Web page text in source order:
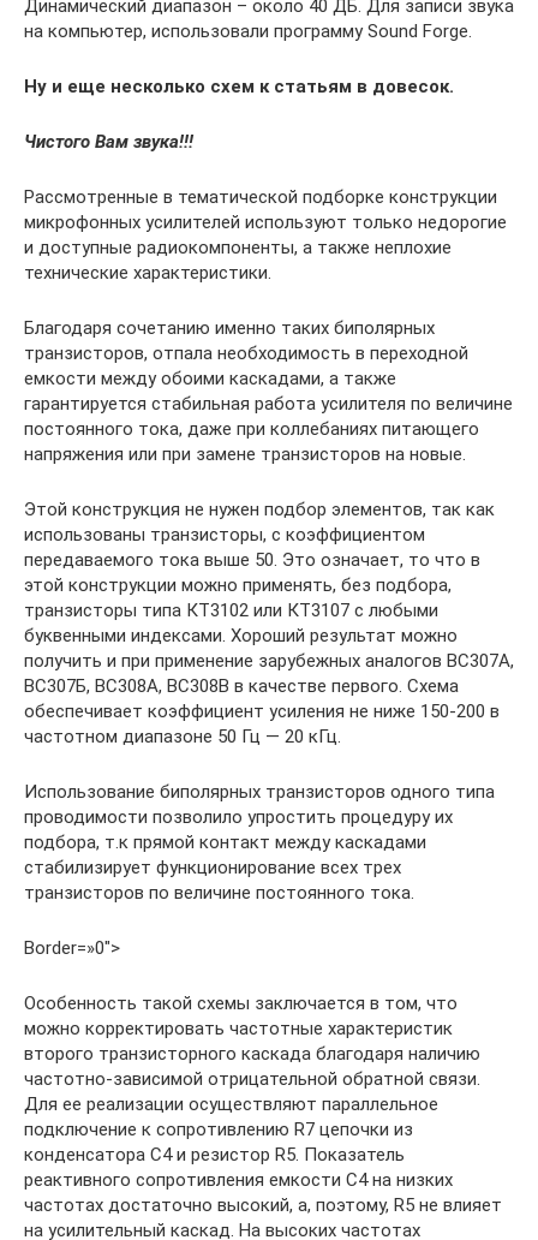
Динамический диапазон – около 40 ДБ. Для записи звука
на компьютер, использовали программу Sound Forge.
Ну и еще несколько схем к статьям в довесок.
Чистого Вам звука!!!
Рассмотренные в тематической подборке конструкции
микрофонных усилителей используют только недорогие
и доступные радиокомпоненты, а также неплохие
технические характеристики.
Благодаря сочетанию именно таких биполярных
транзисторов, отпала необходимость в переходной
емкости между обоими каскадами, а также
гарантируется стабильная работа усилителя по величине
постоянного тока, даже при коллебаниях питающего
напряжения или при замене транзисторов на новые.
Этой конструкция не нужен подбор элементов, так как
использованы транзисторы, с коэффициентом
передаваемого тока выше 50. Это означает, то что в
этой конструкции можно применять, без подбора,
транзисторы типа КТ3102 или КТ3107 с любыми
буквенными индексами. Хороший результат можно
получить и при применение зарубежных аналогов ВС307А,
ВС307Б, ВС308А, ВС308В в качестве первого. Схема
обеспечивает коэффициент усиления не ниже 150-200 в
частотном диапазоне 50 Гц — 20 кГц.
Использование биполярных транзисторов одного типа
проводимости позволило упростить процедуру их
подбора, т.к прямой контакт между каскадами
стабилизирует функционирование всех трех
транзисторов по величине постоянного тока.
Border=»0″>
Особенность такой схемы заключается в том, что
можно корректировать частотные характеристик
второго транзисторного каскада благодаря наличию
частотно-зависимой отрицательной обратной связи.
Для ее реализации осуществляют параллельное
подключение к сопротивлению R7 цепочки из
конденсатора С4 и резистор R5. Показатель
реактивного сопротивления емкости С4 на низких
частотах достаточно высокий, а, поэтому, R5 не влияет
на усилительный каскад. На высоких частотах